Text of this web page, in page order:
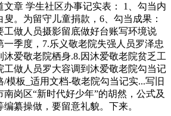
章 学生社区办事记实表： 1、勾当内
。为留守儿童捐款，6、勾当成果：
工做人员摄影留底做好台账写环境说
一季度，7.乐义敬老院失强人员罗泽忠
爱敬老院栖身.8.因沐爱敬老院贫乏工
工做人员罗大容调到沐爱敬老院勾当记
/模板_适用文档-敬老院勾当记实...写旧
岗区“新时代好少年”的胡然，公式及
纂操做，要留意礼貌。下来。